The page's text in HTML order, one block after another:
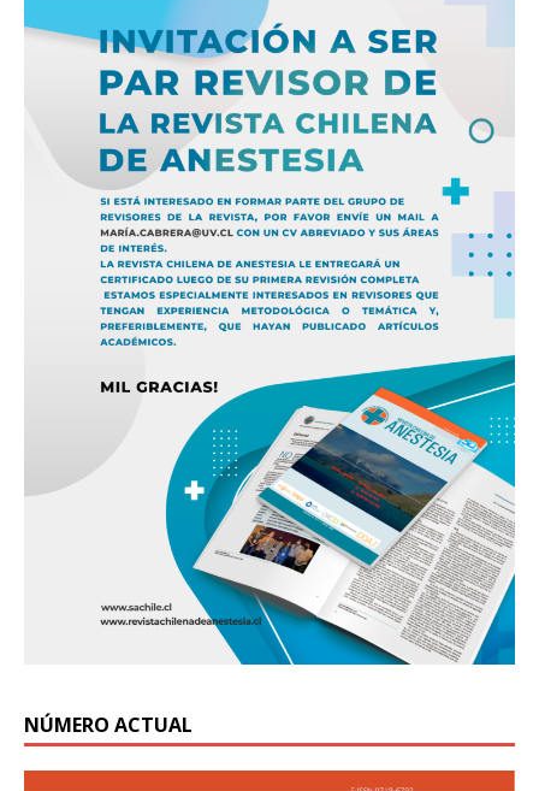
NÚMERO ACTUAL